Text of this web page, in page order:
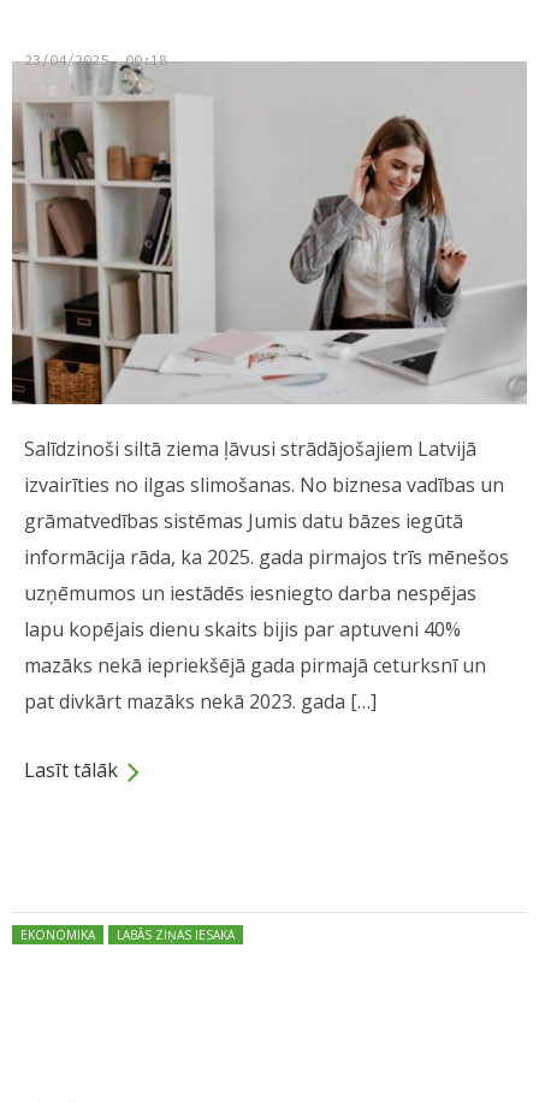
23/04/2025, 00:18
Salīdzinoši siltā ziema ļāvusi strādājošajiem Latvijā
izvairīties no ilgas slimošanas. No biznesa vadības un
grāmatvedības sistēmas Jumis datu bāzes iegūtā
informācija rāda, ka 2025. gada pirmajos trīs mēnešos
uzņēmumos un iestādēs iesniegto darba nespējas
lapu kopējais dienu skaits bijis par aptuveni 40%
mazāks nekā iepriekšējā gada pirmajā ceturksnī un
pat divkārt mazāks nekā 2023. gada […]
Lasīt tālāk
Posted in:
EKONOMIKA LABĀS ZIŅAS IESAKA